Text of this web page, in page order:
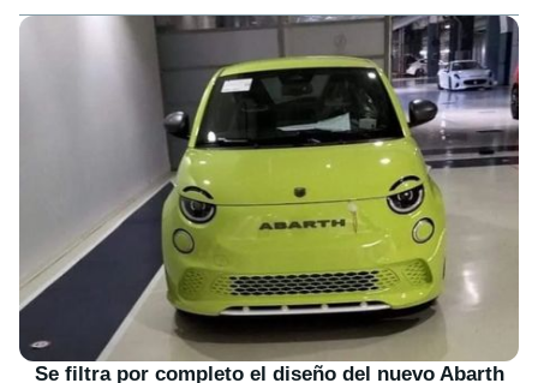
Se filtra por completo el diseño del nuevo Abarth